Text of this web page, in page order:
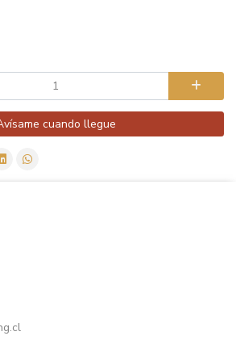
cuando llegue